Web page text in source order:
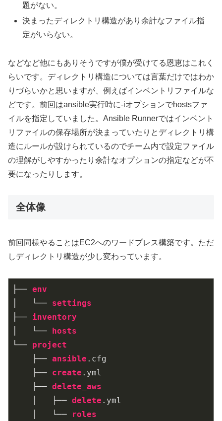
題がない。
決まったディレクトリ構造があり余計なファイル指
定がいらない。
などなど他にもありそうですが僕が受けてる恩恵はこれく
らいです。ディレクトリ構造については言葉だけではわか
りづらいかと思いますが、例えばインベントリファイルな
どです。前回はansible実行時に-iオプションでhostsファ
イルを指定していました。Ansible Runnerではインベント
リファイルの保存場所が決まっていたりとディレクトリ構
造にルールが設けられているのでチーム内で設定ファイル
の理解がしやすかったり余計なオプションの指定などが不
要になったりします。
全体像
前回同様やることはEC2へのワードプレス構築です。ただ
しディレクトリ構造が少し変わっています。
├── env
│   └── settings
├── inventory
│   └── hosts
└── project
    ├──
ansible .cfg
    ├──
create .yml
    ├──
delete_aws
    │   ├──
delete .yml
    │   └──
roles